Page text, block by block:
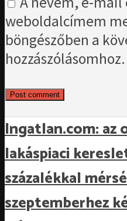
weboldalcímem
böngészőben a
hozzászólásomhoz.
Ingatlan.com: az
lakáspiaci
százalékkal
szeptemberhez